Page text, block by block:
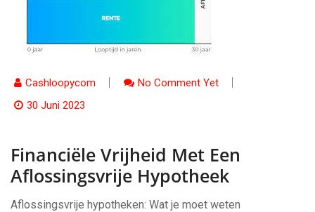
Cashloopycom
No Comment Yet
30 Juni 2023
Financiële Vrijheid Met Een
Aflossingsvrije Hypotheek
Aflossingsvrije hypotheken: Wat je moet weten